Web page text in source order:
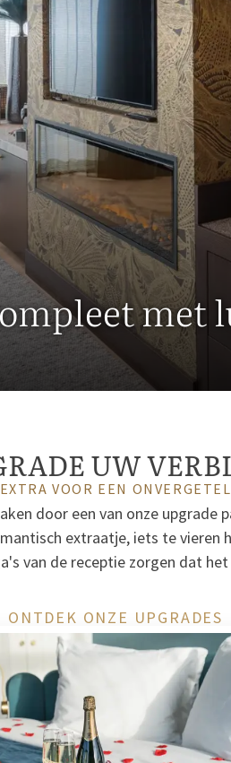
met
UW
VOOR EEN
door een van onze upgrade
extraatje, iets te vieren
van de receptie zorgen dat
ONTDEK ONZE UPGRADES